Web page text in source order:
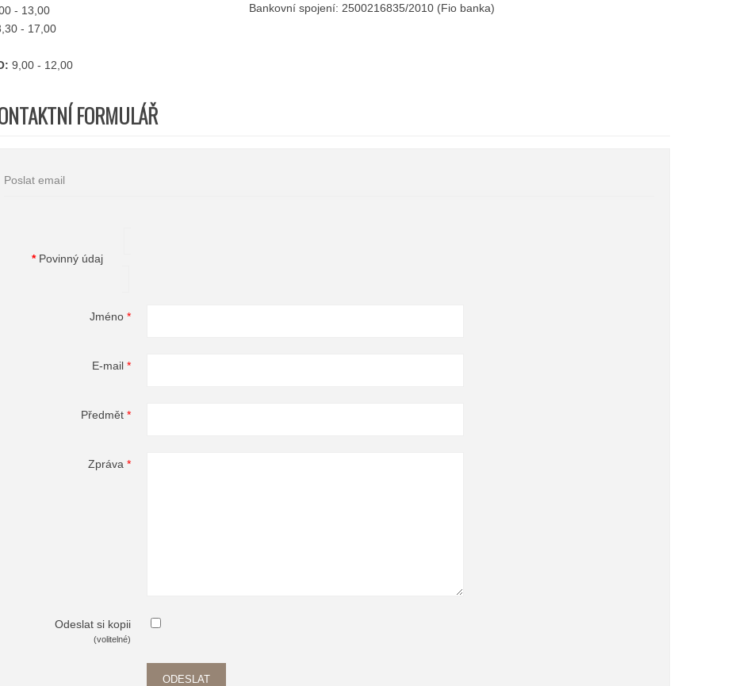
- 13,00
- 17,00
9,00 - 12,00
Bankovní spojení: 2500216835/2010 (Fio banka)
FORMULÁŘ
Poslat email
*Povinný údaj
Jméno *
E-mail *
Předmět *
Zpráva *
Odeslat si kopii
(volitelné)
ODESLAT